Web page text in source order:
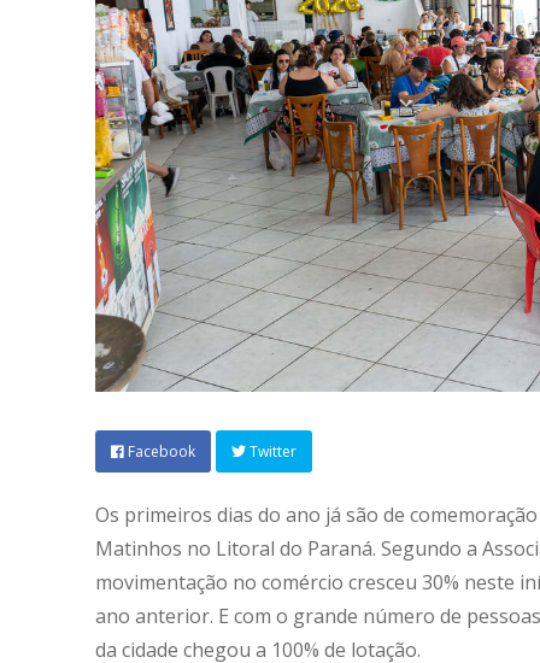
Facebook Twitter
Os primeiros dias do ano já são de
Matinhos no Litoral do Paraná. Segundo a
movimentação no comércio cresceu 30% neste
ano anterior. E com o grande número de
da cidade chegou a 100% de lotação.